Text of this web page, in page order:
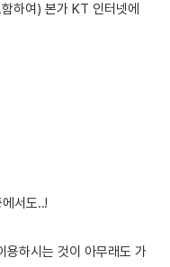
하여) 본가 KT 인터넷에
서도..!
용하시는 것이 아무래도 가